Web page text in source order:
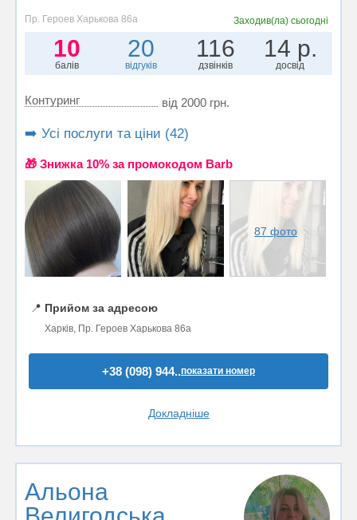
Пр. Героев Харькова 86а Заходив(ла)сьогодні
10
балів
20
відгуків
116
дзвінків
14 р.
досвід
Контуринг від 2000 грн.
➡️ Усі послуги та ціни (42)
🎁 Знижка 10% за промокодом Barb
87 фото
📍 Прийом за адресою
Харків, Пр. Героев Харькова 86а
+38 (098) 944..показати номер
Докладніше
Альона